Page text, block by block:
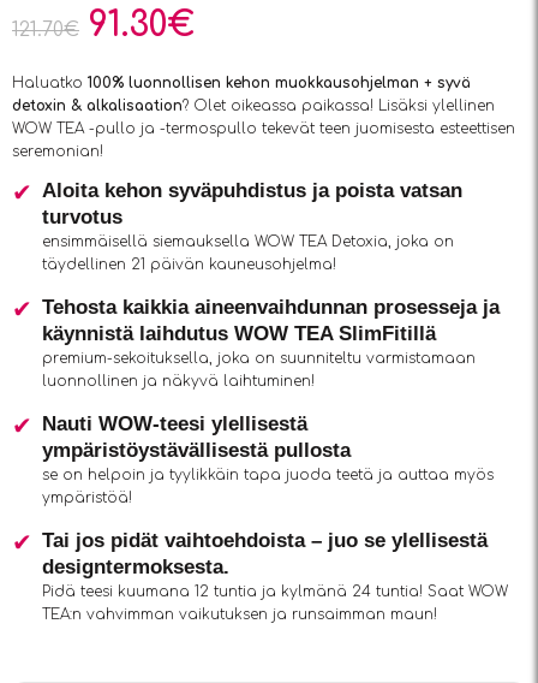
121.70€ 91.30€
Haluatko 100% luonnollisen kehon muokkausohjelman + syvä
detoxin & alkalisaation? Olet oikeassa paikassa! Lisäksi ylellinen
WOW TEA -pullo ja -termospullo tekevät teen juomisesta esteettisen
seremonian!
Aloita kehon syväpuhdistus ja poista vatsan
turvotus
ensimmäisellä siemauksella WOW TEA Detoxia, joka on
täydellinen 21 päivän kauneusohjelma!
Tehosta kaikkia aineenvaihdunnan prosesseja ja
käynnistä laihdutus WOW TEA SlimFitillä
premium-sekoituksella, joka on suunniteltu varmistamaan
luonnollinen ja näkyvä laihtuminen!
Nauti WOW-teesi ylellisestä
ympäristöystävällisestä pullosta
se on helpoin ja tyylikkäin tapa juoda teetä ja auttaa myös
ympäristöä!
Tai jos pidät vaihtoehdoista – juo se ylellisestä
designtermoksesta.
Pidä teesi kuumana 12 tuntia ja kylmänä 24 tuntia! Saat WOW
TEA:n vahvimman vaikutuksen ja runsaimman maun!